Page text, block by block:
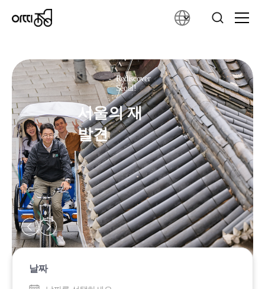
Experience Bukchon in a 'totally'
different way
북촌을 경험하는 '몹시' 색
다른 방법
Rediscover
Seoul!
서울의 재
발견
Memories of moments preserved
forever
영원히 담아두는 순간
의 추억
날짜